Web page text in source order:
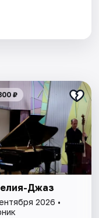
₽
Джаз
2026 •